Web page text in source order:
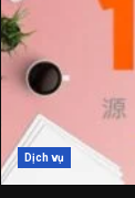
Dịch vụ